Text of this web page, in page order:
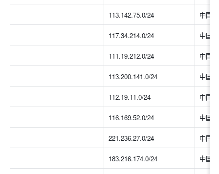
113.142.75.0/24 中国
117.34.214.0/24 中国
111.19.212.0/24 中国
113.200.141.0/24 中国
112.19.11.0/24 中国
116.169.52.0/24 中国
221.236.27.0/24 中国
183.216.174.0/24 中国